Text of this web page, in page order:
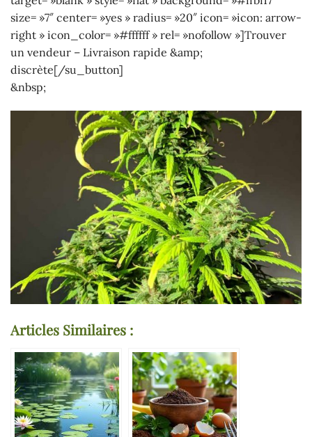
size= »7″ center= »yes » radius= »20″ icon= »icon: arrow-
right » icon_color= »#ffffff » rel= »nofollow »]Trouver
un vendeur – Livraison rapide &amp;
discrète[/su_button]
&nbsp;
Articles Similaires :